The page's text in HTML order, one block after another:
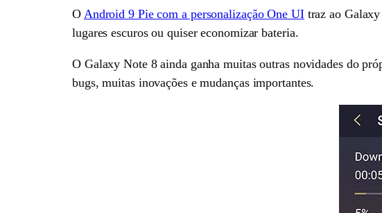
O Android 9 Pie com a personalização One UItraz ao Galaxy
lugares escuros ou quiser economizar bateria.
O Galaxy Note 8 ainda ganha muitas outras novidades do
bugs, muitas inovações e mudanças importantes.